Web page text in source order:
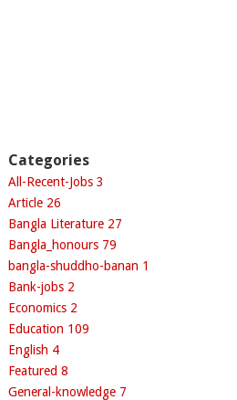
Categories
All-Recent-Jobs 3
Article 26
Bangla Literature 27
Bangla_honours 79
bangla-shuddho-banan 1
Bank-jobs 2
Economics 2
Education 109
English 4
Featured 8
General-knowledge 7